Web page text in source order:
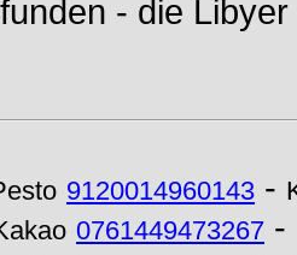
- die
9120014960143 -
0761449473267 -